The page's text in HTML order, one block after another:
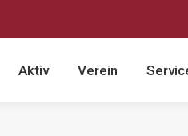
Aktiv Verein